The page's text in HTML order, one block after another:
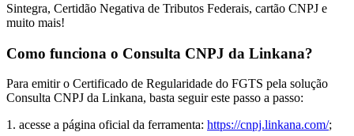
Sintegra, Certidão Negativa de Tributos Federais, cartão CNPJ e
muito mais!
Como funciona o Consulta CNPJ da Linkana?
Para emitir o Certificado de Regularidade do FGTS pela solução
Consulta CNPJ da Linkana, basta seguir este passo a passo:
1. acesse a página oficial da ferramenta: https://cnpj.linkana.com/;